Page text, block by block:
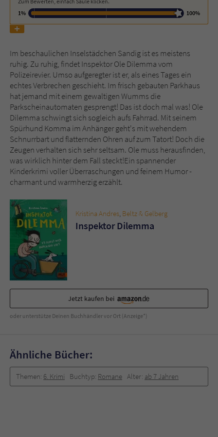
1%
100%
Im beschaulichen Inselstädchen Sandig ist es meistens
ruhig. Zu ruhig, findet Inspektor Ole Dilemma vom
Polizeirevier. Umso aufgeregter ist er, als eines Tages ein
echtes Verbrechen geschieht. Im frisch gebauten Parkhaus
hat jemand mit einem gewaltigen Wumms die
Parkscheinautomaten gesprengt! Das ist doch mal was! Ole
Dilemma schwingt sich sogleich aufs Fahrrad. Mit seinem
Spürhund Komma im Anhänger geht's mit wehendem
Schnurrbart und flatternden Ohren auf zum Tatort! Doch die
Zeugen verhalten sich sehr seltsam. Ole muss herausfinden,
was wirklich hinter dem Fall steckt!Ein spannender
Kinderkrimi voller Überraschungen und feinem Humor -
charmant und warmherzig erzählt.
Kristina Andres Beltz & Gelberg
Inspektor Dilemma
Jetzt kaufen bei
oder unterstütze Deinen Buchhändler vor Ort (Anzeige*)
Ähnliche Bücher:
Themen: 6. Krimi Buchtyp: Romane Alter: ab 7 Jahren
Name tx_pwcomments_ahash
Laufzeit 1 Jahr
Zweck Cookie für Kommentare einzelner Buchtitel
Name fe_typo_user
Anbieter Literatur-Couch Medien GmbH & Co. KG
Laufzeit Session
Zweck
Dieses Cookie gewährleistet die
Benutzer. Es wird benötigt um z. B. den
Sicherheitscode des Kontaktformulars zu
überprüfen.